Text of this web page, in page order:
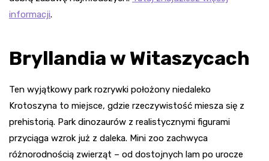
informacji.
Bryllandia w Witaszycach
Ten wyjątkowy park rozrywki położony niedaleko
Krotoszyna to miejsce, gdzie rzeczywistość miesza się z
prehistorią. Park dinozaurów z realistycznymi figurami
przyciąga wzrok już z daleka. Mini zoo zachwyca
różnorodnością zwierząt – od dostojnych lam po urocze